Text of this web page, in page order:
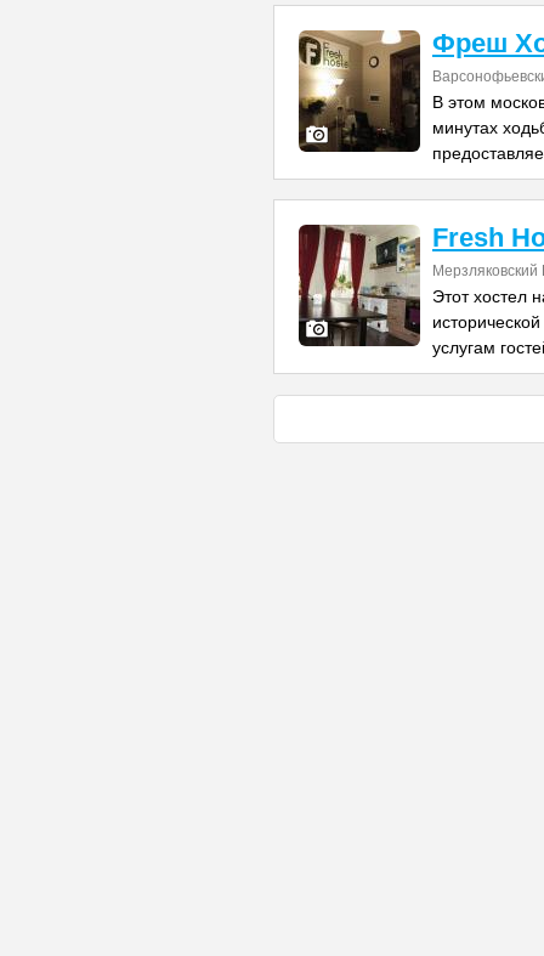
Фреш
В этом
минутах
Fresh
Этот хостел
услугам